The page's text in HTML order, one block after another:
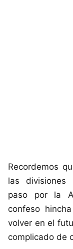
Recordemos
las divisiones
paso por la
confeso
volver en el
complicado de